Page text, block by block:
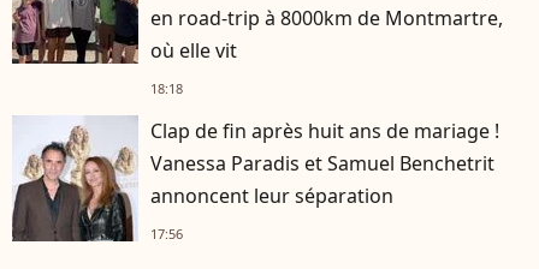
en road-trip à 8000km de Montmartre,
où elle vit
18:18
Clap de fin après huit ans de mariage !
Vanessa Paradis et Samuel Benchetrit
annoncent leur séparation
17:56